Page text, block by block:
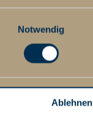
Notwendig
Ablehnen